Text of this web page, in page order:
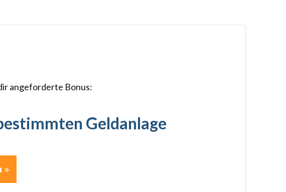
angeforderte Bonus:
Geldanlage
»